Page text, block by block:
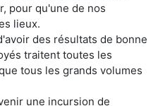
pour qu'une de nos
lieux.
des résultats de bonne
traitent toutes les
tous les grands volumes
une incursion de